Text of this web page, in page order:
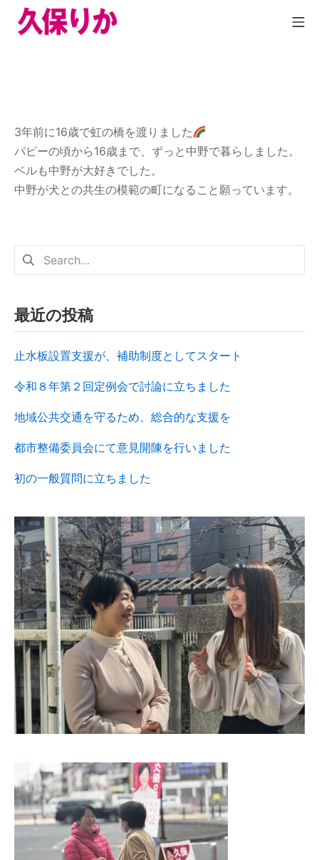
3年前に16歳で虹の橋を渡りました
パピーの頃から16歳まで、ずっと中野で暮らしました。
ベルも中野が大好きでした。
中野が犬との共生の模範の町になること願っています。
最近の投稿
止水板設置支援が、補助制度としてスタート
令和８年第２回定例会で討論に立ちました
地域公共交通を守るため、総合的な支援を
都市整備委員会にて意見開陳を行いました
初の一般質問に立ちました